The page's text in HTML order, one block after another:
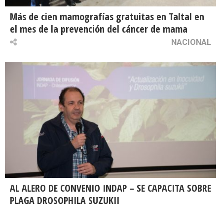
Más de cien mamografías gratuitas en Taltal en
el mes de la prevención del cáncer de mama
NACIONAL
AL ALERO DE CONVENIO INDAP – SE CAPACITA SOBRE
PLAGA DROSOPHILA SUZUKII